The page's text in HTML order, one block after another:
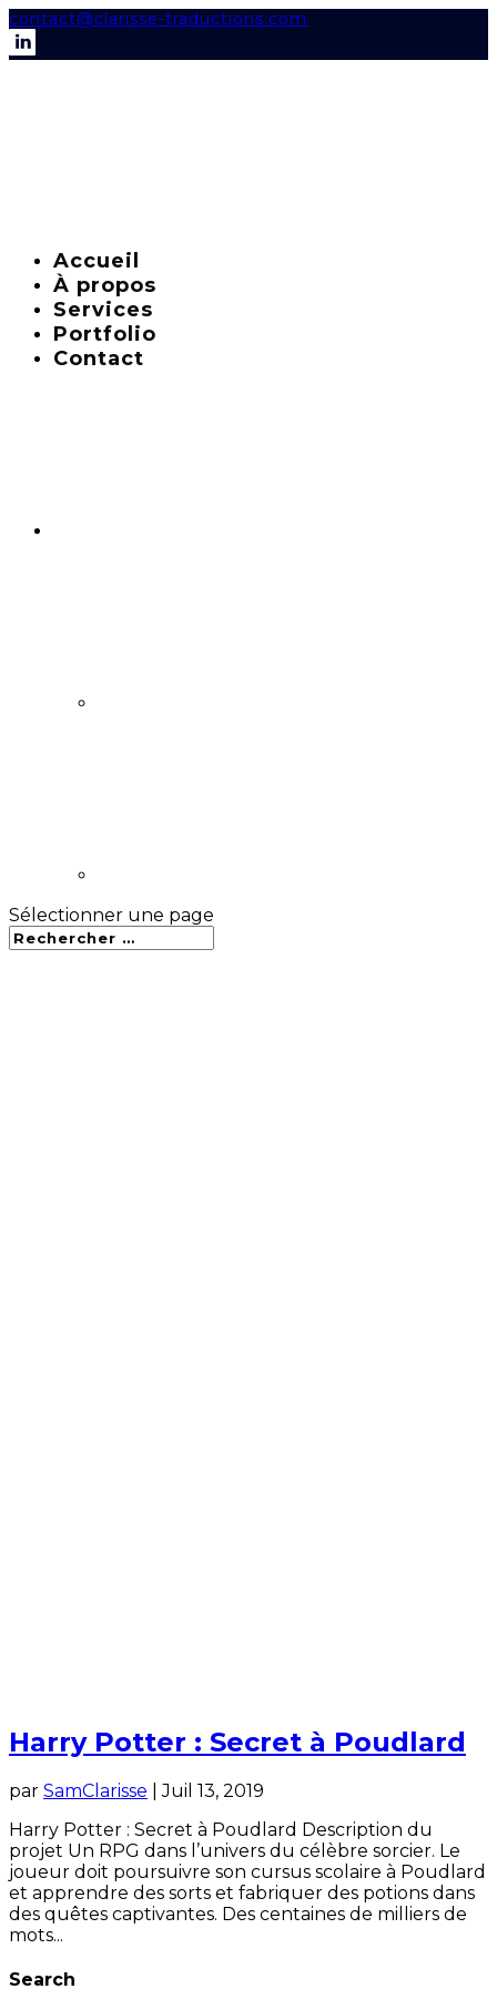
contact@clarisse-traductions.com
Accueil
À propos
Services
Portfolio
Contact
Sélectionner une page
Harry Potter : Secret à Poudlard
par SamClarisse |Juil 13, 2019
Harry Potter : Secret à Poudlard Description du
projet Un RPG dans l’univers du célèbre sorcier. Le
joueur doit poursuivre son cursus scolaire à Poudlard
et apprendre des sorts et fabriquer des potions dans
des quêtes captivantes. Des centaines de milliers de
mots...
Search